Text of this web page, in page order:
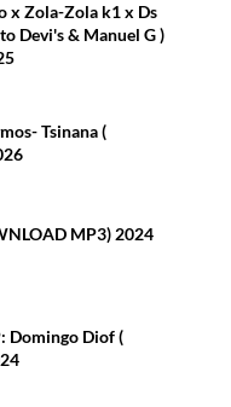
x Zola-Zola k1 x Ds
Devi's & Manuel G )
Tsinana (
MP3) 2024
Domingo Diof (